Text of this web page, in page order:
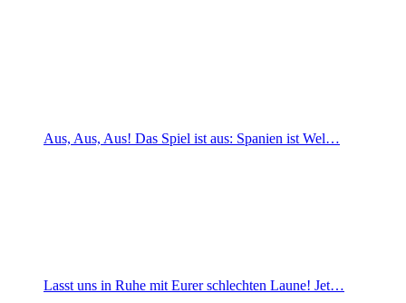
Aus, Aus, Aus! Das Spiel ist aus: Spanien ist Wel…
Lasst uns in Ruhe mit Eurer schlechten Laune! Jet…